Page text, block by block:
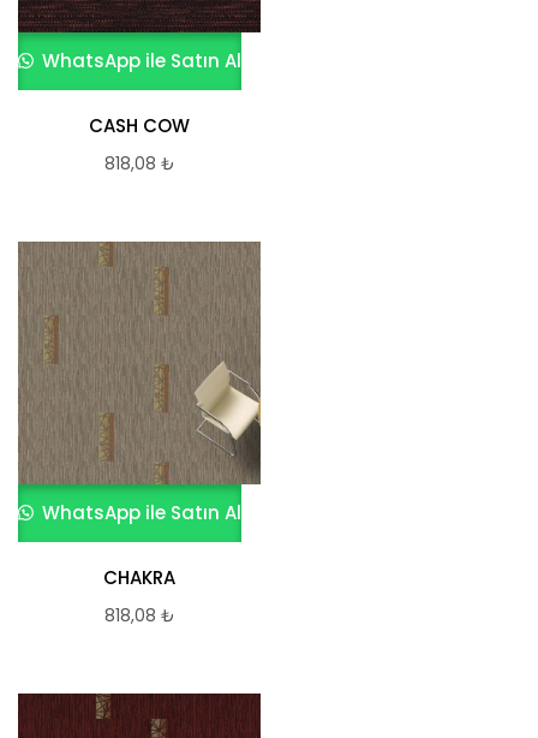
WhatsApp ile Satın Al
CASH COW
818,08 ₺
WhatsApp ile Satın Al
CHAKRA
818,08 ₺